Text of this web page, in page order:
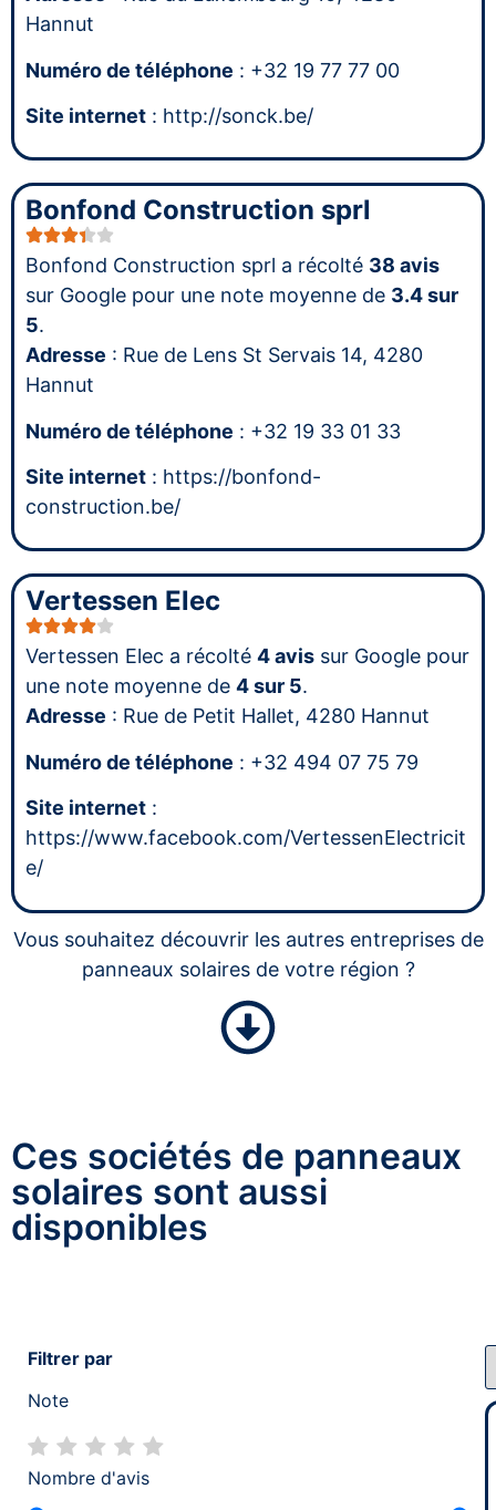
Hannut
Numéro de téléphone : +32 19 77 77 00
Site internet : http://sonck.be/
Bonfond Construction sprl
Bonfond Construction sprl a récolté 38 avis
sur Google pour une note moyenne de 3.4 sur
5.
Adresse : Rue de Lens St Servais 14, 4280
Hannut
Numéro de téléphone : +32 19 33 01 33
Site internet : https://bonfond-
construction.be/
Vertessen Elec
Vertessen Elec a récolté 4 avis sur Google pour
une note moyenne de 4 sur 5.
Adresse : Rue de Petit Hallet, 4280 Hannut
Numéro de téléphone : +32 494 07 75 79
Site internet :
https://www.facebook.com/VertessenElectricit
e/
Vous souhaitez découvrir les autres entreprises de
panneaux solaires de votre région ?
Ces sociétés de panneaux
solaires sont aussi
disponibles
Filtrer par
Note
Nombre d'avis